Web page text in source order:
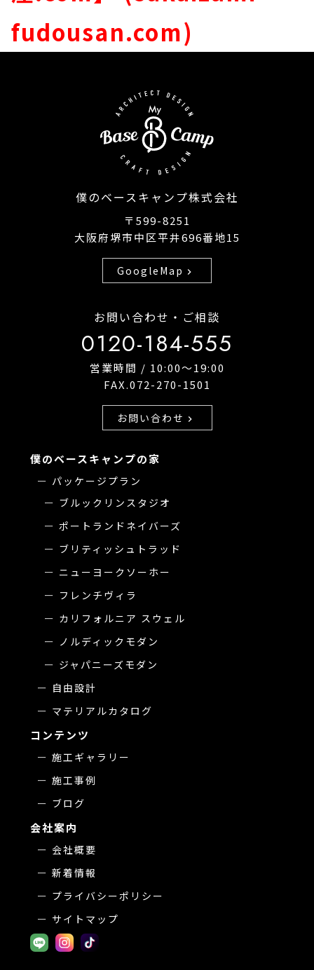
fudousan.com)
僕のベースキャンプ株式会社
〒599-8251
大阪府堺市中区平井696番地15
GoogleMap chevron_right
お問い合わせ・ご相談
0120-184-555
営業時間 / 10:00〜19:00
FAX.072-270-1501
お問い合わせ chevron_right
僕のベースキャンプの家
パッケージプラン
ブルックリンスタジオ
ポートランドネイバーズ
ブリティッシュトラッド
ニューヨークソーホー
フレンチヴィラ
カリフォルニア スウェル
ノルディックモダン
ジャパニーズモダン
自由設計
マテリアルカタログ
コンテンツ
施工ギャラリー
施工事例
ブログ
会社案内
会社概要
新着情報
プライバシーポリシー
サイトマップ